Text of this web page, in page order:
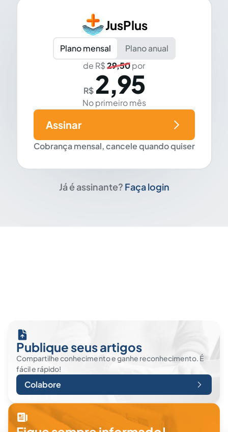
JusPlus
Plano mensal
Plano anual
de R$29,50por
R$ 2,95
No primeiro mês
Cobrança mensal, cancele quando quiser
Assinar
Já é assinante? Faça login
Publique seus artigos
Compartilhe conhecimento e ganhe reconhecimento. É
fácil e rápido!
Colabore